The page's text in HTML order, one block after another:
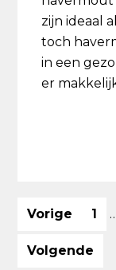
zijn ideaal
toch
in een
er
Vorige
Ga
1
Volgende